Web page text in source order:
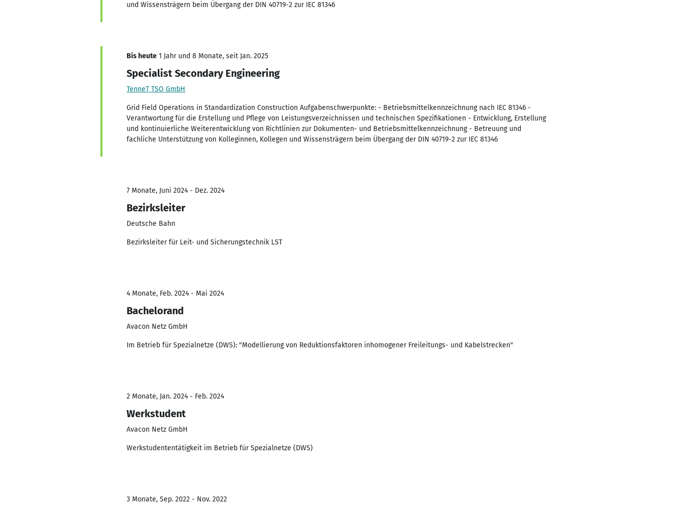
und Wissensträgern beim Übergang der DIN 40719-2 zur IEC 81346
Bis heute 1 Jahr und 8 Monate, seit Jan. 2025
Specialist Secondary Engineering
TenneT TSO GmbH
Grid Field Operations in Standardization Construction Aufgabenschwerpunkte: - Betriebsmittelkennzeichnung nach IEC 81346 -
Verantwortung für die Erstellung und Pflege von Leistungsverzeichnissen und technischen Spezifikationen - Entwicklung, Erstellung
und kontinuierliche Weiterentwicklung von Richtlinien zur Dokumenten- und Betriebsmittelkennzeichnung - Betreuung und
fachliche Unterstützung von Kolleginnen, Kollegen und Wissensträgern beim Übergang der DIN 40719-2 zur IEC 81346
7 Monate, Juni 2024 - Dez. 2024
Bezirksleiter
Deutsche Bahn
Bezirksleiter für Leit- und Sicherungstechnik LST
4 Monate, Feb. 2024 - Mai 2024
Bachelorand
Avacon Netz GmbH
Im Betrieb für Spezialnetze (DWS): "Modellierung von Reduktionsfaktoren inhomogener Freileitungs- und Kabelstrecken"
2 Monate, Jan. 2024 - Feb. 2024
Werkstudent
Avacon Netz GmbH
Werkstudententätigkeit im Betrieb für Spezialnetze (DWS)
3 Monate, Sep. 2022 - Nov. 2022